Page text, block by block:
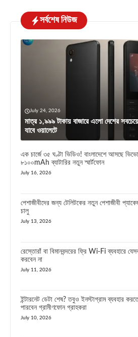
সর্বশেষ নিউজ
July 24, 2026
মাত্র ১,৯৯৯ টাকায় বাজারে এলো দেশের
যাবে ওয়ালেটে
এক চার্জে ৩৫ ঘণ্টা ভিডিও! বাংলাদেশে আসছে
৮১০০mAh ব্যাটারির নতুন স্মার্টফোন
July 16, 2026
পেশাজীবীদের জন্য টেলিটকের নতুন পেশাজীবী
চালু
July 13, 2026
রেস্তোরাঁ বা বিমানবন্দরের ফ্রি Wi-Fi ব্যবহারে
করবেন না
July 11, 2026
ইন্টারনেট ডেটা শেষ? তবুও ইনস্টাগ্রাম ব্যবহার
পারবেন গ্রামীণফোন গ্রাহকরা
July 10, 2026